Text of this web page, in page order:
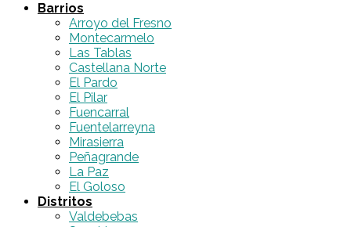
Barrios
Arroyo del Fresno
Montecarmelo
Las Tablas
Castellana Norte
El Pardo
El Pilar
Fuencarral
Fuentelarreyna
Mirasierra
Peñagrande
La Paz
El Goloso
Distritos
Valdebebas